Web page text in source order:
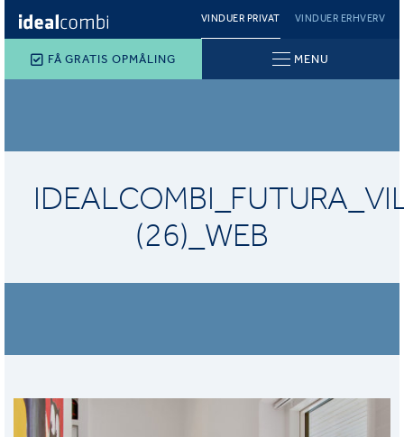
VINDUER PRIVAT VINDUER ERHVERV
FÅ GRATIS OPMÅLING MENU
(26)_WEB